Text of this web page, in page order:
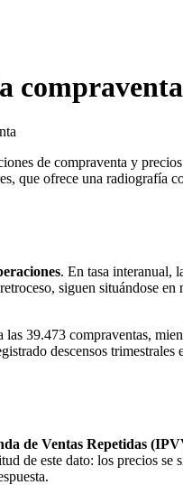
compraventa
de compraventa y
que ofrece una radiografía
. En tasa interanual,
siguen situándose en
las 39.473 compraventas,
descensos trimestrales
de Ventas Repetidas
de este dato: los precios se